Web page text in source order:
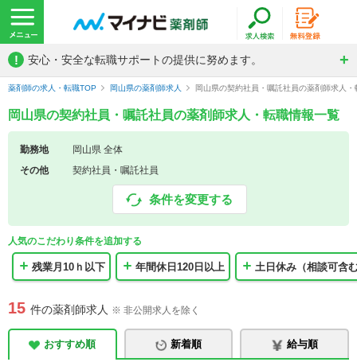
! 安心・安全な転職サポートの提供に努めます。
薬剤師の求人・転職TOP 岡山県の薬剤師求人 岡山県の契約社員・嘱託社員の薬剤師求人
岡山県の契約社員・嘱託社員の薬剤師求人・転職情報一覧
勤務地
岡山県 全体
その他
契約社員・嘱託社員
条件を変更する
人気のこだわり条件を追加する
残業月10ｈ以下 年間休日120日以上 土日休み（相談可含
15 件の薬剤師求人 ※ 非公開求人を除く
おすすめ順 新着順 給与順